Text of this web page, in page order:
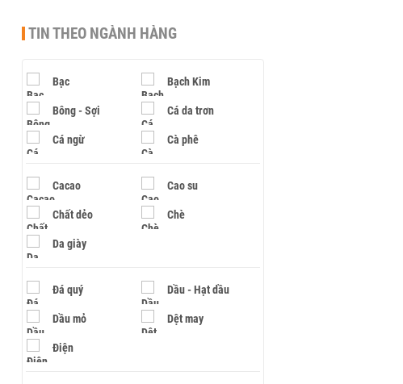
TIN THEO NGÀNH HÀNG
Bạc Bạch Kim
Bông - Sợi Cá da trơn
Cá ngừ Cà phê
Cacao Cao su
Chất dẻo Chè
Da giày
Đá quý Dầu - Hạt dầu
Dầu mỏ Dệt may
Điện